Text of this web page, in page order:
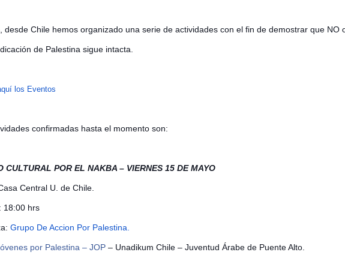
desde Chile hemos organizado una serie de actividades con el fin de demostrar que NO
de Palestina sigue intacta.
los Eventos
confirmadas hasta el momento son:
CULTURAL POR EL NAKBA – VIERNES 15 DE MAYO
Central U. de Chile.
18:00 hrs
Grupo De Accion Por Palestina.
por Palestina – JOP – Unadikum Chile – Juventud Árabe de Puente Alto.